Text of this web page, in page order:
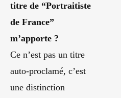
titre de “Portraitiste
de France”
m’apporte ?
Ce n’est pas un titre
auto-proclamé, c’est
une distinction